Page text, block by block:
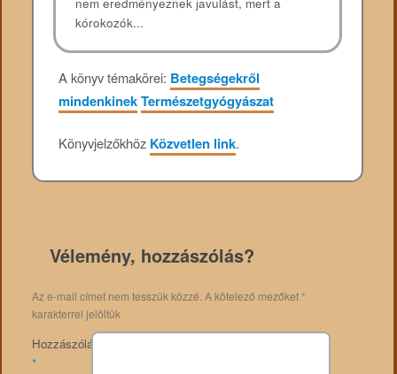
kórokozók...
A könyv témakörei: Betegségekről
mindenkinekTermészetgyógyászat
Könyvjelzőkhöz Közvetlen link.
Vélemény, hozzászólás?
Az e-mail címet nem tesszük közzé. A kötelező mezőket*
karakterrel jelöltük
Hozzászólás
*